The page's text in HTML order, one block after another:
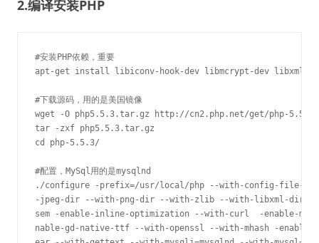
2.编译安装PHP
#安装PHP依赖，重要
apt-get install libiconv-hook-dev libmcrypt-dev libxml2-
#下载源码，用的是美国镜像
wget -O php5.5.3.tar.gz http://cn2.php.net/get/php-
tar -zxf php5.5.3.tar.gz
cd php-5.5.3/
#配置，MySql用的是mysqlnd
./configure -prefix=/usr/local/php --with-config-file-
-jpeg-dir --with-png-dir --with-zlib --with-libxml-dir=/usr
sem -enable-inline-optimization --with-curl  -enable-
nable-gd-native-ttf --with-openssl --with-mhash -